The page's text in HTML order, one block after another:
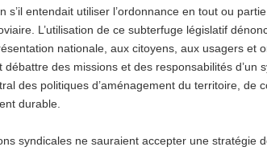
s’il entendait utiliser l’ordonnance en tout ou
L’utilisation de ce subterfuge législatif
nationale, aux citoyens, aux usagers et
débattre des missions et des responsabilités d’un
des politiques d’aménagement du territoire, de
durable.
syndicales ne sauraient accepter une stratégie